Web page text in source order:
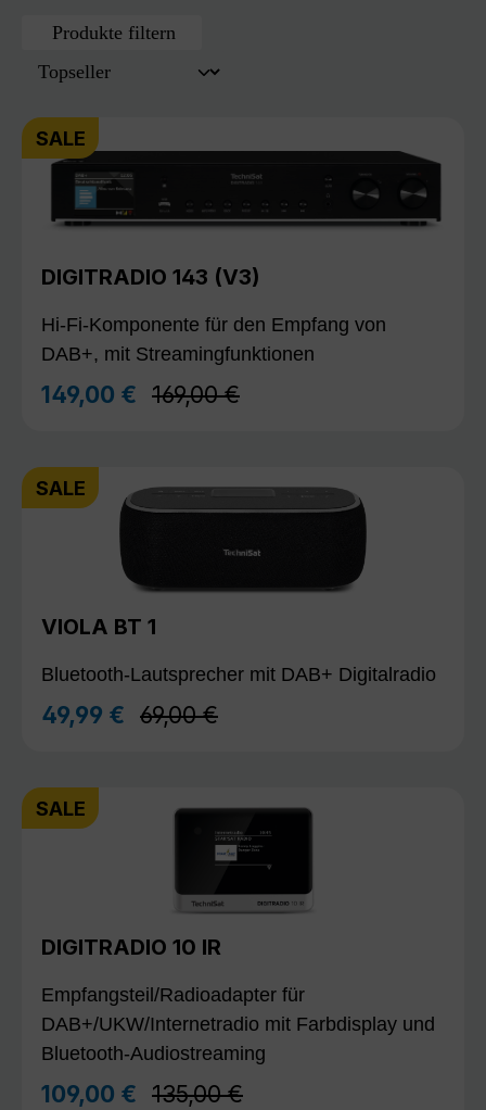
Produkte filtern
SALE
DIGITRADIO 143 (V3)
Hi-Fi-Komponente für den Empfang von
DAB+, mit Streamingfunktionen
Verkaufspreis:
149,00 € Regulärer Preis:
169,00 €
SALE
VIOLA BT 1
Bluetooth-Lautsprecher mit DAB+ Digitalradio
Verkaufspreis:
49,99 € Regulärer Preis:
69,00 €
SALE
DIGITRADIO 10 IR
Empfangsteil/Radioadapter für
DAB+/UKW/Internetradio mit Farbdisplay und
Bluetooth-Audiostreaming
Verkaufspreis:
109,00 € Regulärer Preis:
135,00 €